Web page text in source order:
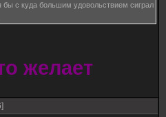
бы с куда большим удовольствием сиграл
желает